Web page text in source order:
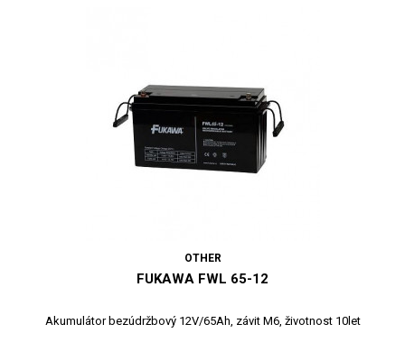
OTHER
FUKAWA FWL 65-12
Akumulátor bezúdržbový 12V/65Ah, závit M6, životnost 10let